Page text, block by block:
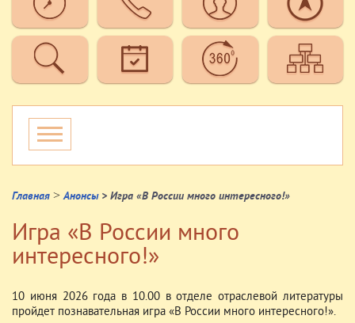
Главная > Анонсы > Игра «В России много интересного!»
Игра «В России много
интересного!»
10 июня 2026 года в 10.00 в отделе отраслевой литературы
пройдет познавательная игра «В России много интересного!».